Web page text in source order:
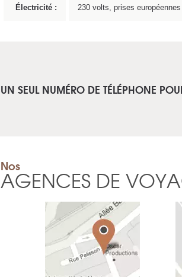
Électricité : 230 volts, prises
UN SEUL NUMÉRO DE TÉLÉPHONE
Nos
AGENCES DE